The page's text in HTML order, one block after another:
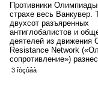
Противники
страхе весь Ванкувер.
двухсот разъяренных
антиглобалистов и
деятелей из движения
Resistance Network
сопротивление»)
3 îòçûâà